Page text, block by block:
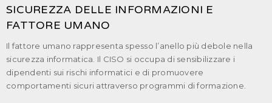
SICUREZZA DELLE INFORMAZIONI E
FATTORE UMANO
Il fattore umano rappresenta spesso l’anello più debole nella
sicurezza informatica. Il CISO si occupa di sensibilizzare i
dipendenti sui rischi informatici e di promuovere
comportamenti sicuri attraverso programmi di formazione.